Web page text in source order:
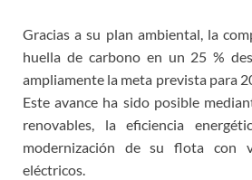
Gracias a su plan ambiental, la
huella de carbono en un 25 %
ampliamente la meta prevista para
Este avance ha sido posible
renovables, la eficiencia
modernización de su flota con
eléctricos.